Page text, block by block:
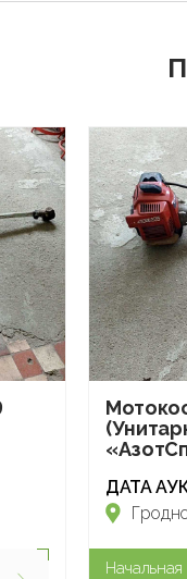
ДАТА
Начальная